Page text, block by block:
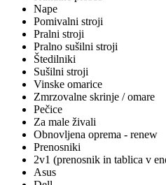
Nape
Pomivalni stroji
Pralni stroji
Pralno sušilni stroji
Štedilniki
Sušilni stroji
Vinske omarice
Zmrzovalne skrinje / omare
Pečice
Za male živali
Obnovljena oprema - renew
Prenosniki
2v1 (prenosnik in tablica v
Asus